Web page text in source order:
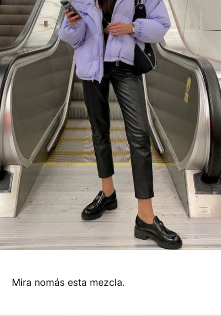
Mira nomás esta mezcla.